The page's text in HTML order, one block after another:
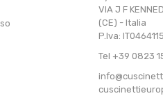
VIA J F
(CE) - Italia
P.Iva:
Tel +39 0823